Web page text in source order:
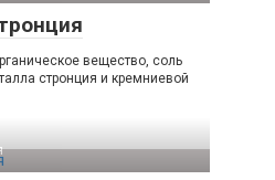
вещество, соль
стронция и кремниевой